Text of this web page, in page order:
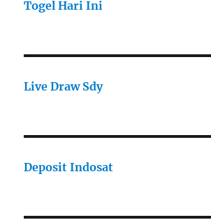
Togel Hari Ini
Live Draw Sdy
Deposit Indosat